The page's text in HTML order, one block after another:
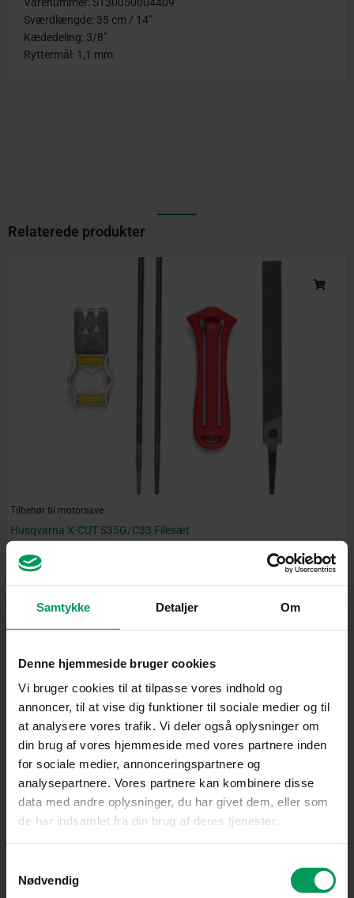
Samtykke Detaljer Om
Denne hjemmeside bruger cookies
Vi bruger cookies til at tilpasse vores indhold og
annoncer, til at vise dig funktioner til sociale medier og til
at analysere vores trafik. Vi deler også oplysninger om
din brug af vores hjemmeside med vores partnere inden
for sociale medier, annonceringspartnere og
analysepartnere. Vores partnere kan kombinere disse
data med andre oplysninger, du har givet dem, eller som
de har indsamlet fra din brug af deres tjenester.
Nødvendig
Sværdlængde: 35 cm / 14″
Kædedeling: 3/8″
Ryttermål: 1,1 mm
Relaterede produkter
Tilbehør til motorsave
Husqvarna X-CUT S35G/C33 Filesæt
kr.229,00 inkl. moms